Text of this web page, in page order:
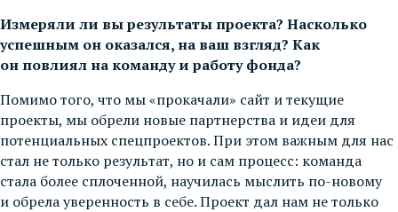
Измеряли ли вы результаты проекта? Насколько
успешным он оказался, на ваш взгляд? Как
он повлиял на команду и работу фонда?
Помимо того, что мы «прокачали» сайт и текущие
проекты, мы обрели новые партнерства и идеи для
потенциальных спецпроектов. При этом важным для нас
стал не только результат, но и сам процесс: команда
стала более сплоченной, научилась мыслить по-новому
и обрела уверенность в себе. Проект дал нам не только